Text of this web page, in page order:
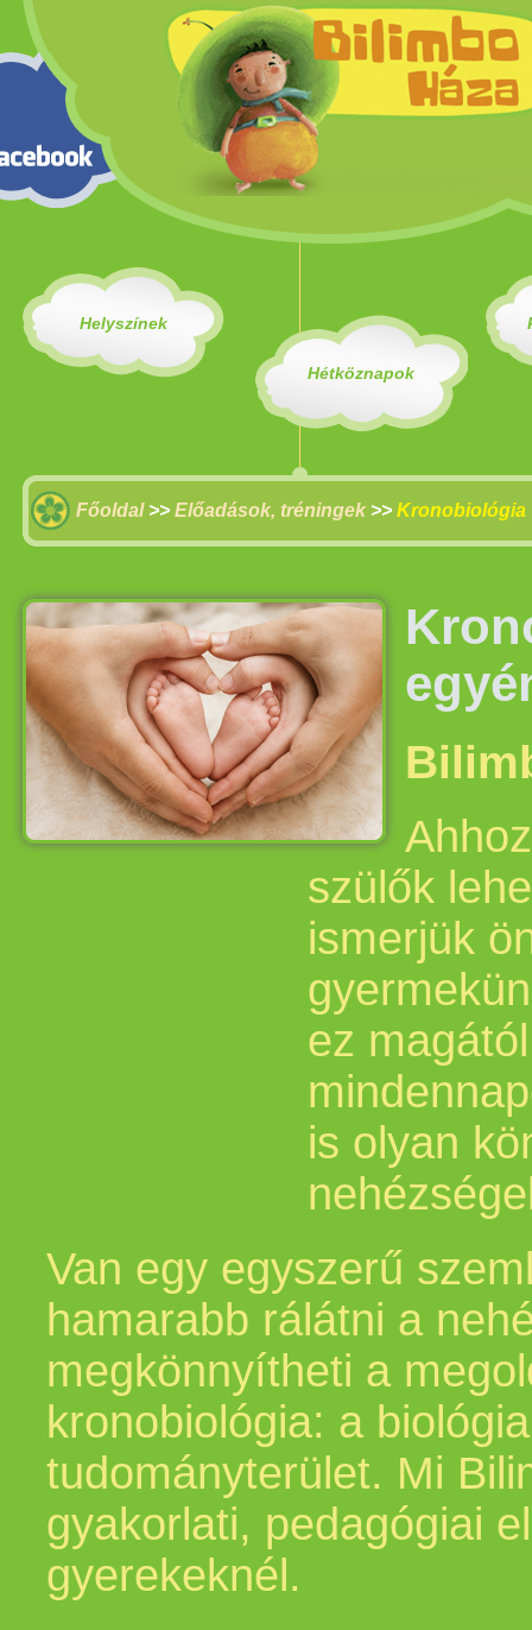
Helyszínek
Hétköznapok
Főoldal >> Előadások, tréningek >> Kronobiológia
szülők
ismerjük
ez
is olyan
Van egy egyszerű
hamarabb rálátni a
megkönnyítheti a
kronobiológia: a
tudományterület. Mi
gyakorlati, pedagógiai
gyerekeknél.